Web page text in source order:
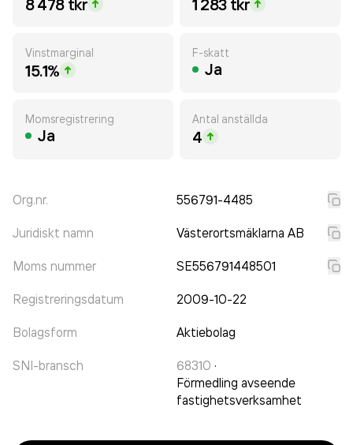
8 478 tkr 1 283 tkr
Vinstmarginal
15.1%
F-skatt
Ja
Momsregistrering
Ja
Antal anställda
4
Org.nr. 556791-4485
Juridiskt namn Västerortsmäklarna AB
Moms nummer SE556791448501
Registreringsdatum 2009-10-22
Bolagsform Aktiebolag
SNI-bransch 68310 ·
Förmedling avseende
fastighetsverksamhet